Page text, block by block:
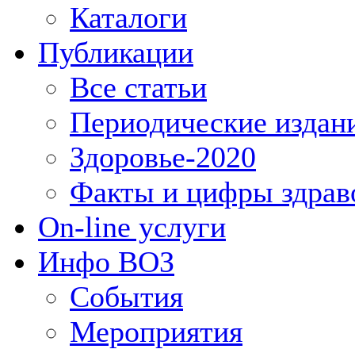
Каталоги
Публикации
Все статьи
Периодические
Здоровье-2020
Факты и цифры
On-line услуги
Инфо ВОЗ
События
Мероприятия